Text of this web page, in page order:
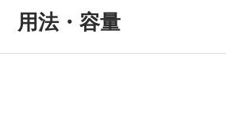
用法・容量